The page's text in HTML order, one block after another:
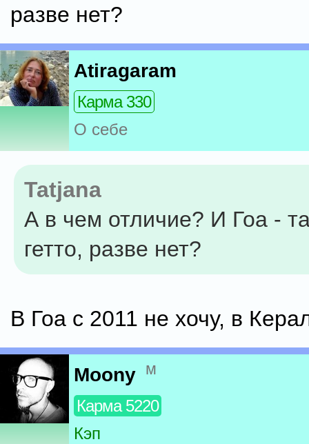
разве нет?
Atiragaram
Карма 330
О себе
Tatjana
А в чем отличие? И Гоа -
гетто, разве нет?
В Гоа с 2011 не хочу, в
Moony м
Карма 5220
Кэп